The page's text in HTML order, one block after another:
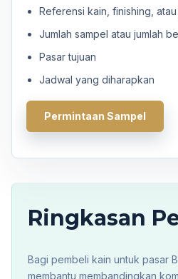
Ringkasan
Bagi pembeli kain untuk pasar
membantu membandingkan
Referensi kain, finishing,
Jumlah sampel atau jumlah
Pasar tujuan
Jadwal yang diharapkan
Permintaan Sampel